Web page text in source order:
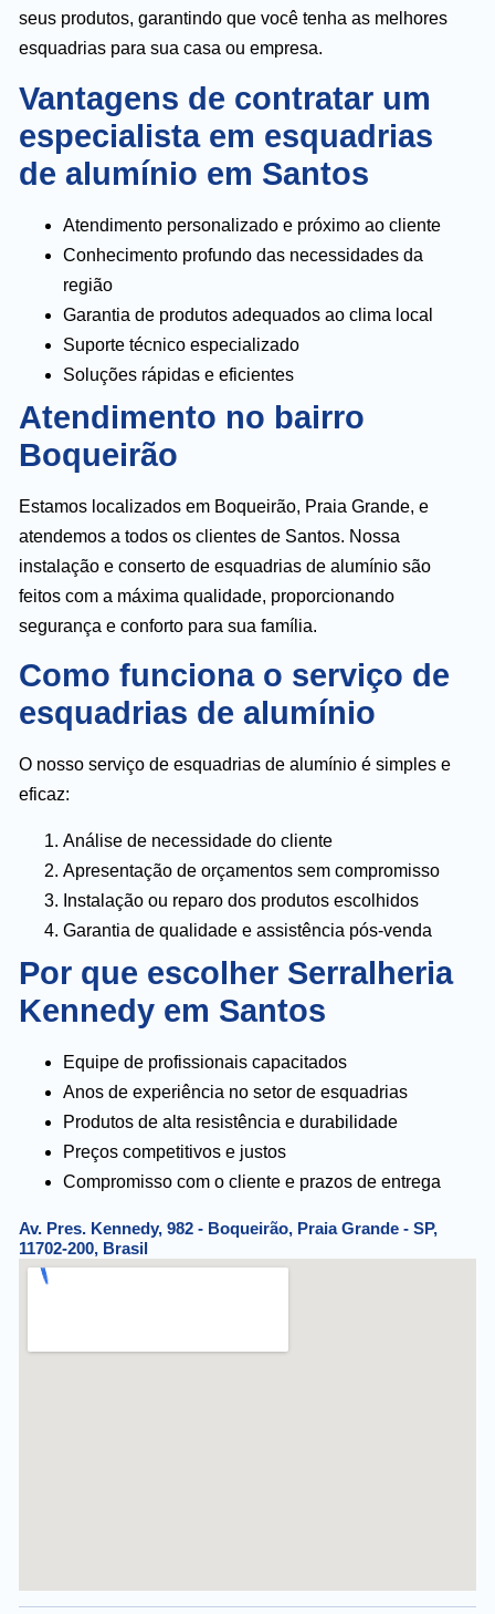
seus produtos, garantindo que você tenha as melhores
esquadrias para sua casa ou empresa.
Vantagens de contratar um
especialista em esquadrias
de alumínio em Santos
Atendimento personalizado e próximo ao cliente
Conhecimento profundo das necessidades da
região
Garantia de produtos adequados ao clima local
Suporte técnico especializado
Soluções rápidas e eficientes
Atendimento no bairro
Boqueirão
Estamos localizados em Boqueirão, Praia Grande, e
atendemos a todos os clientes de Santos. Nossa
instalação e conserto de esquadrias de alumínio são
feitos com a máxima qualidade, proporcionando
segurança e conforto para sua família.
Como funciona o serviço de
esquadrias de alumínio
O nosso serviço de esquadrias de alumínio é simples e
eficaz:
Análise de necessidade do cliente
Apresentação de orçamentos sem compromisso
Instalação ou reparo dos produtos escolhidos
Garantia de qualidade e assistência pós-venda
Por que escolher Serralheria
Kennedy em Santos
Equipe de profissionais capacitados
Anos de experiência no setor de esquadrias
Produtos de alta resistência e durabilidade
Preços competitivos e justos
Compromisso com o cliente e prazos de entrega
Av. Pres. Kennedy, 982 - Boqueirão, Praia Grande - SP,
11702-200, Brasil